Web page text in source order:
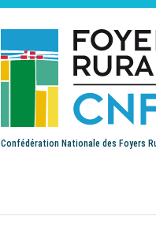
Confédération Nationale des Foyers